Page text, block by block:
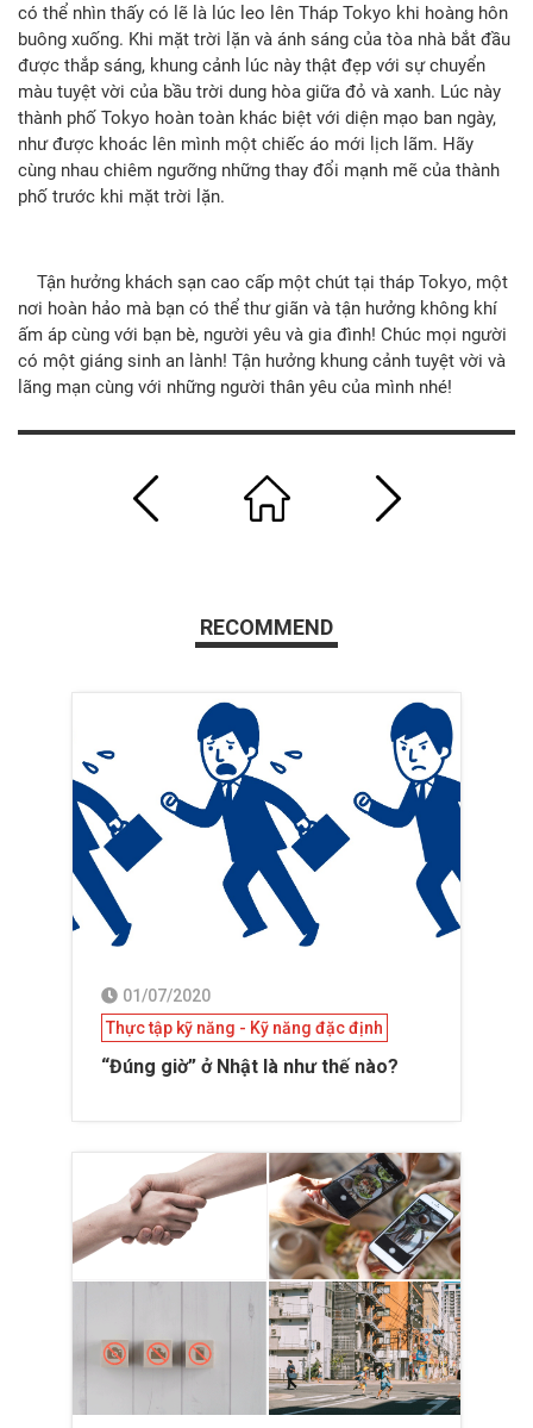
có thể nhìn thấy có lẽ là lúc leo lên Tháp Tokyo khi hoàng hôn
buông xuống. Khi mặt trời lặn và ánh sáng của tòa nhà bắt đầu
được thắp sáng, khung cảnh lúc này thật đẹp với sự chuyển
màu tuyệt vời của bầu trời dung hòa giữa đỏ và xanh. Lúc này
thành phố Tokyo hoàn toàn khác biệt với diện mạo ban ngày,
như được khoác lên mình một chiếc áo mới lịch lãm. Hãy
cùng nhau chiêm ngưỡng những thay đổi mạnh mẽ của thành
phố trước khi mặt trời lặn.
Tận hưởng khách sạn cao cấp một chút tại tháp Tokyo, một
nơi hoàn hảo mà bạn có thể thư giãn và tận hưởng không khí
ấm áp cùng với bạn bè, người yêu và gia đình! Chúc mọi người
có một giáng sinh an lành! Tận hưởng khung cảnh tuyệt vời và
lãng mạn cùng với những người thân yêu của mình nhé!
RECOMMEND
01/07/2020
Thực tập kỹ năng - Kỹ năng đặc định
“Đúng giờ” ở Nhật là như thế nào?